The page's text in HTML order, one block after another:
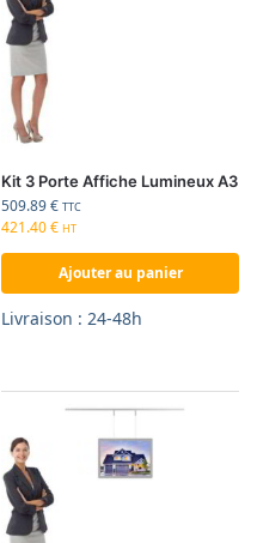
Kit 3 Porte Affiche Lumineux A3
509.89€ TTC
421.40€ HT
Ajouter au panier
Livraison : 24-48h